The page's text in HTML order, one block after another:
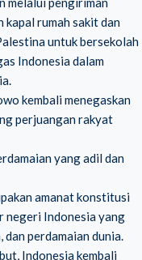
rumah sakit dan
untuk bersekolah
Indonesia dalam
kembali menegaskan
perjuangan rakyat
yang adil dan
amanat konstitusi
negeri Indonesia yang
dan perdamaian dunia.
Indonesia kembali